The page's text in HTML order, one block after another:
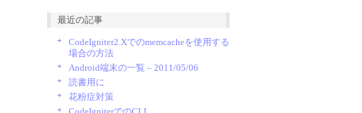
最近の記事
CodeIgniter2.Xでのmemcacheを使用する
場合の方法
Android端末の一覧 – 2011/05/06
読書用に
花粉症対策